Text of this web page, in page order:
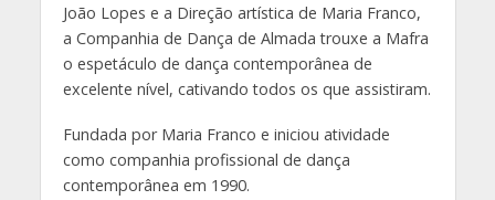
João Lopes e a Direção artística de Maria Franco,
a Companhia de Dança de Almada trouxe a Mafra
o espetáculo de dança contemporânea de
excelente nível, cativando todos os que assistiram.
Fundada por Maria Franco e iniciou atividade
como companhia profissional de dança
contemporânea em 1990.